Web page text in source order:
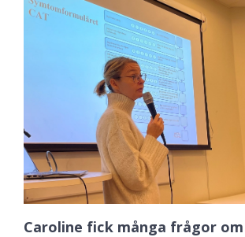
Caroline fick många frågor